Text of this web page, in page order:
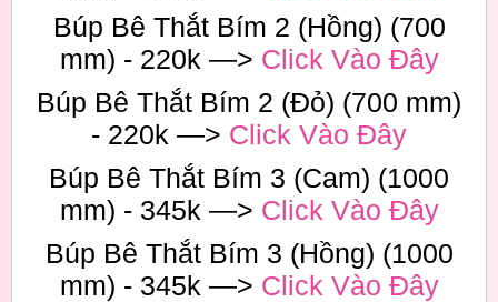
Búp Bê Thắt Bím 2 (Hồng) (700
mm) - 220k —> Click Vào Đây
Búp Bê Thắt Bím 2 (Đỏ) (700 mm)
- 220k —> Click Vào Đây
Búp Bê Thắt Bím 3 (Cam) (1000
mm) - 345k —> Click Vào Đây
Búp Bê Thắt Bím 3 (Hồng) (1000
mm) - 345k —> Click Vào Đây